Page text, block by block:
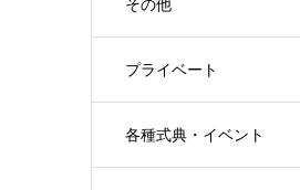
その他
プライベート
各種式典・イベント